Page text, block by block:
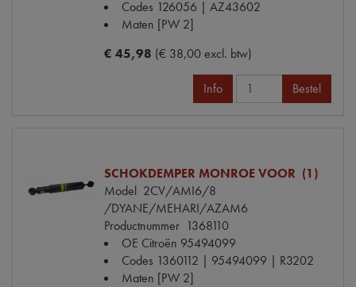
Codes 126056 | AZ43602
Maten [PW 2]
€ 45,98 (€ 38,00 excl. btw)
Info Bestel
SCHOKDEMPER MONROE VOOR (1)
Model 2CV/AMI6/8
/DYANE/MEHARI/AZAM6
Productnummer 1368110
OE Citroën 95494099
Codes 1360112 | 95494099 | R3202
Maten [PW 2]